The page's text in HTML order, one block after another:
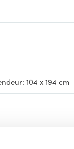
104 x 194 cm
verkrijgbaar in drie